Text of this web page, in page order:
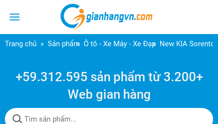
Trang chủ Sản phẩm Ô tô - Xe Máy - Xe Đạp New KIA Sorento
+59.312.595 sản phẩm từ 3.200+
Web gian hàng